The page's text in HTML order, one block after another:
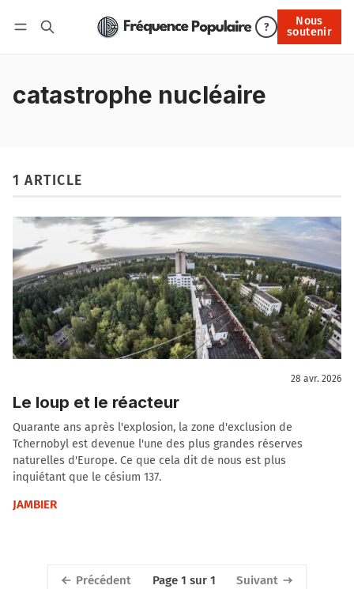
?
Nous
soutenir
Nous soutenir
catastrophe nucléaire
1 ARTICLE
28 avr. 2026
Le loup et le réacteur
Quarante ans après l'explosion, la zone d'exclusion de
Tchernobyl est devenue l'une des plus grandes réserves
naturelles d'Europe. Ce que cela dit de nous est plus
inquiétant que le césium 137.
JAMBIER
Précédent Page 1 sur 1 Suivant